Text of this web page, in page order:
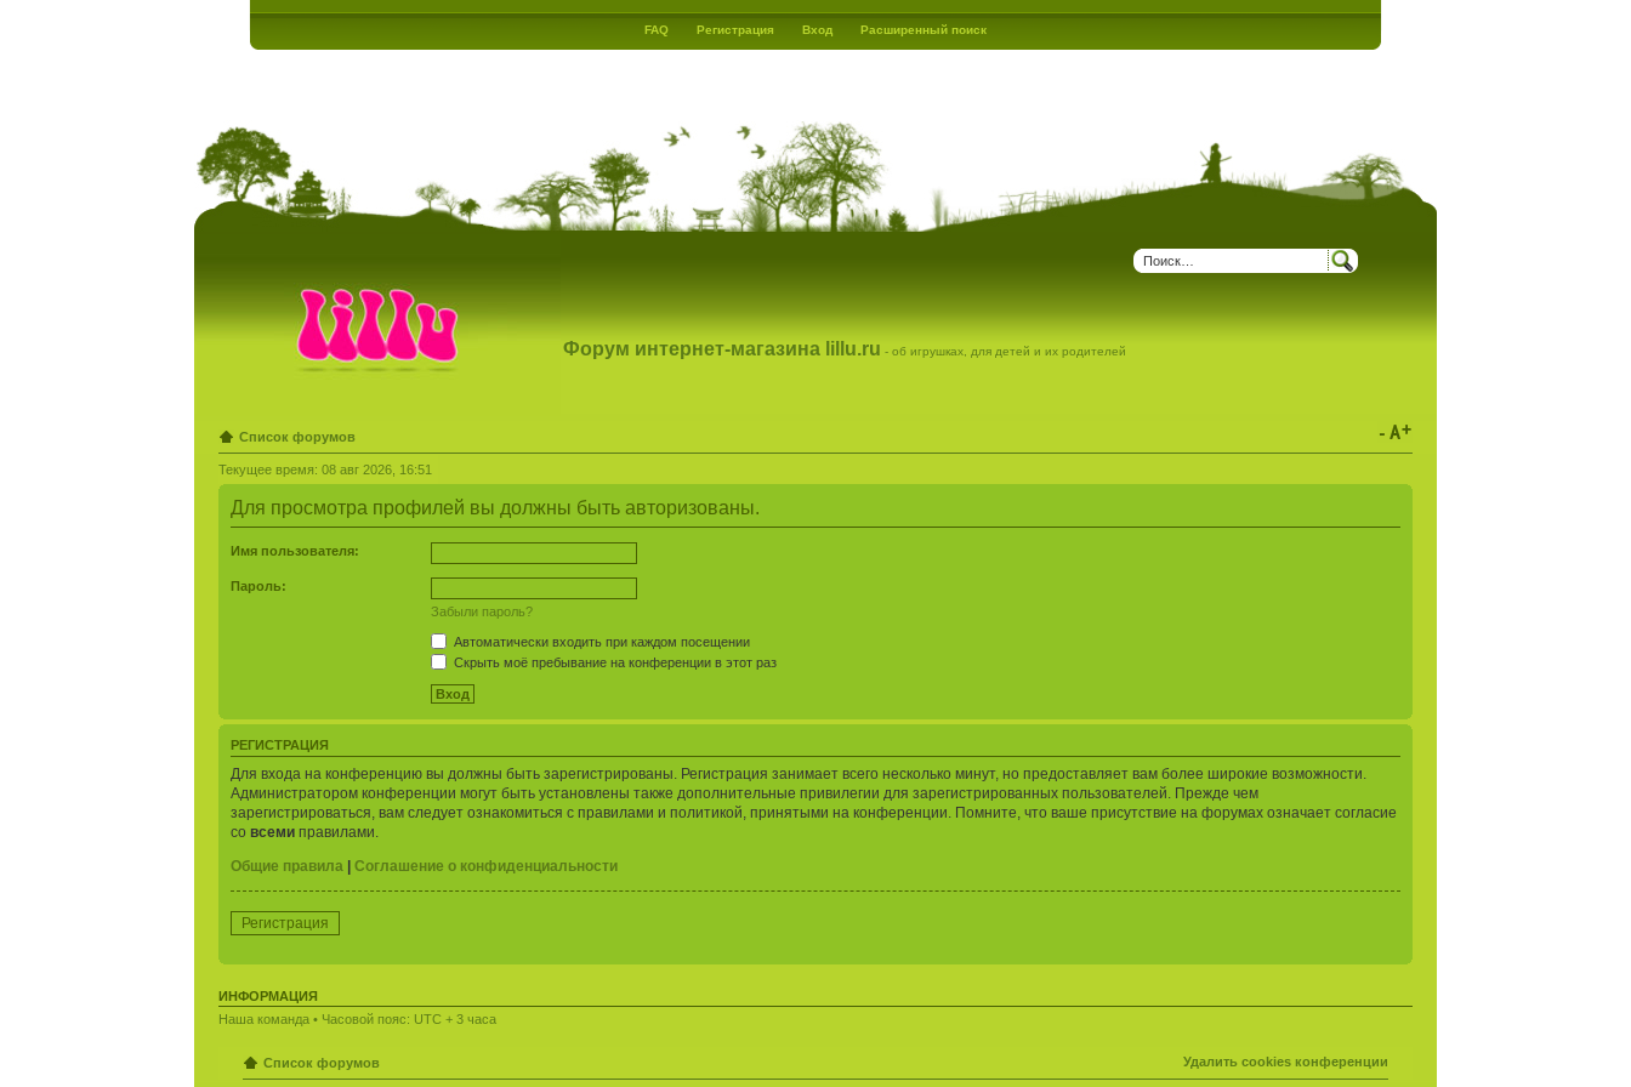
FAQ Регистрация Вход Расширенный поиск
Форум интернет-магазина lillu.ru - об игрушках, для детей и их родителей
Список форумов
Текущее время: 08 авг 2026, 16:51
Для просмотра профилей вы должны быть авторизованы.
Имя пользователя:
Пароль:
Забыли пароль?
Автоматически входить при каждом посещении
Скрыть моё пребывание на конференции в этот раз
РЕГИСТРАЦИЯ
Для входа на конференцию вы должны быть зарегистрированы. Регистрация занимает всего несколько минут, но предоставляет вам более широкие возможности.
Администратором конференции могут быть установлены также дополнительные привилегии для зарегистрированных пользователей. Прежде чем
зарегистрироваться, вам следует ознакомиться с правилами и политикой, принятыми на конференции. Помните, что ваше присутствие на форумах означает согласие
со всеми правилами.
Общие правила | Соглашение о конфиденциальности
Регистрация
ИНФОРМАЦИЯ
Наша команда • Часовой пояс: UTC + 3 часа
Список форумов Удалить cookies конференции